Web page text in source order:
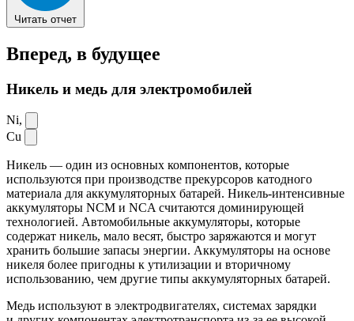
Читать отчет
Вперед, в будущее
Никель и медь для электромобилей
Ni,
Cu
Никель — один из основных компонентов, которые
используются при производстве прекурсоров катодного
материала для аккумуляторных батарей. Никель-интенсивные
аккумуляторы NCM и NCA считаются доминирующей
технологией. Автомобильные аккумуляторы, которые
содержат никель, мало весят, быстро заряжаются и могут
хранить большие запасы энергии. Аккумуляторы на основе
никеля более пригодны к утилизации и вторичному
использованию, чем другие типы аккумуляторных батарей.
Медь используют в электродвигателях, системах зарядки